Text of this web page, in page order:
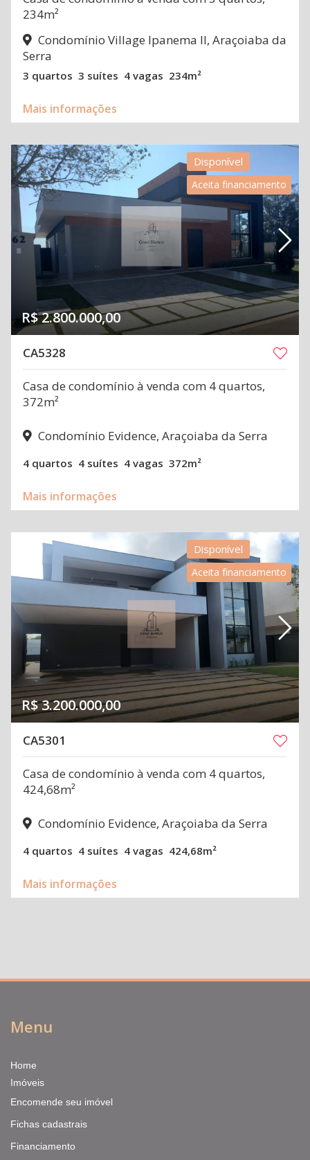
234m²
Condomínio Village Ipanema II, Araçoiaba da
Serra
3 quartos 3 suítes 4 vagas 234m²
Mais informações
Disponível
Aceita financiamento
R$ 2.800.000,00
CA5328
Casa de condomínio à venda com 4 quartos,
372m²
Condomínio Evidence, Araçoiaba da Serra
4 quartos 4 suítes 4 vagas 372m²
Mais informações
Disponível
Aceita financiamento
R$ 3.200.000,00
CA5301
Casa de condomínio à venda com 4 quartos,
424,68m²
Condomínio Evidence, Araçoiaba da Serra
4 quartos 4 suítes 4 vagas 424,68m²
Mais informações
Menu
Home
Imóveis
Encomende seu imóvel
Fichas cadastrais
Financiamento